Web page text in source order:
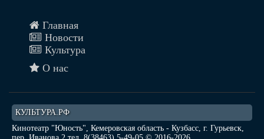
Главная
Новости
Культура
О нас
КУЛЬТУРА.РФ
Кинотеатр "Юность", Кемеровская область - Кузбасс, г. Гурьевск,